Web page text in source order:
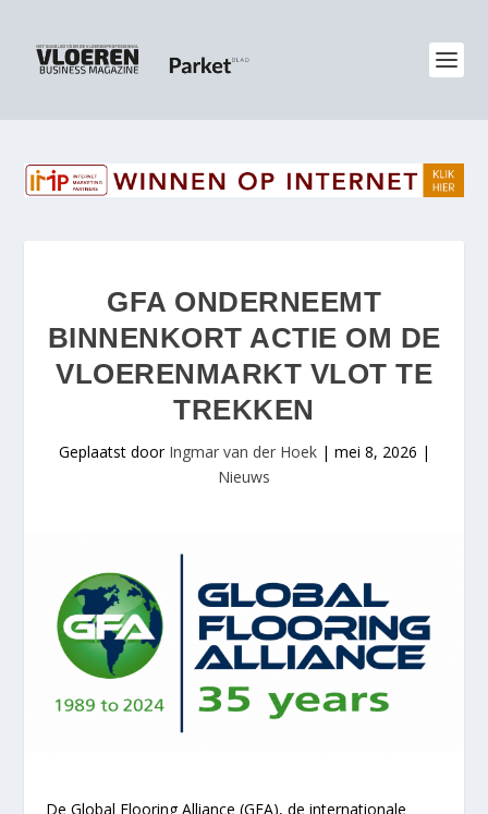
GFA ONDERNEEMT
BINNENKORT ACTIE OM DE
VLOERENMARKT VLOT TE
TREKKEN
Geplaatst door Ingmar van der Hoek| mei 8, 2026 |
Nieuws
De Global Flooring Alliance (GFA), de internationale